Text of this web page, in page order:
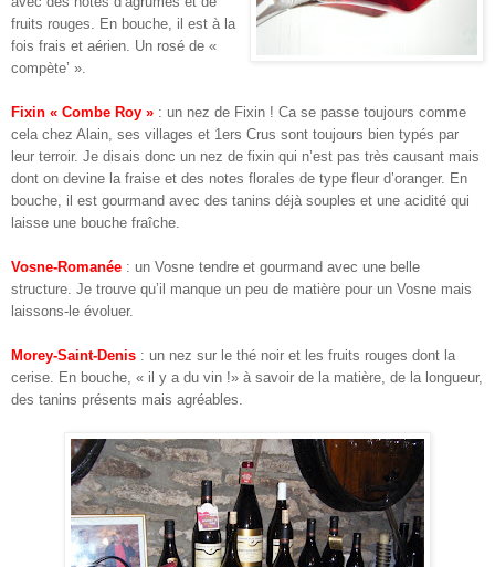
fruits rouges. En bouche, il est à la
fois frais et aérien. Un rosé de «
compète’ ».
Fixin « Combe Roy » : un nez de Fixin ! Ca se passe toujours comme
cela chez Alain, ses villages et 1ers Crus sont toujours bien typés par
leur terroir. Je disais donc un nez de fixin qui n’est pas très causant mais
dont on devine la fraise et des notes florales de type fleur d’oranger. En
bouche, il est gourmand avec des tanins déjà souples et une acidité qui
laisse une bouche fraîche.
Vosne-Romanée : un Vosne tendre et gourmand avec une belle
structure. Je trouve qu’il manque un peu de matière pour un Vosne mais
laissons-le évoluer.
Morey-Saint-Denis : un nez sur le thé noir et les fruits rouges dont la
cerise. En bouche, « il y a du vin !» à savoir de la matière, de la longueur,
des tanins présents mais agréables.